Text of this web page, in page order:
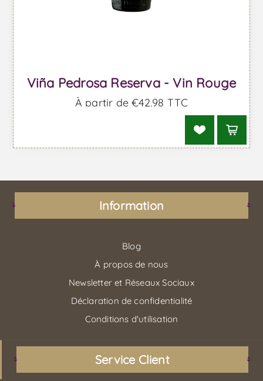
Viña Pedrosa Reserva - Vin Rouge
À partir de €42,98 TTC
Information
Blog
À propos de nous
Newsletter et Réseaux Sociaux
Déclaration de confidentialité
Conditions d'utilisation
Service Client